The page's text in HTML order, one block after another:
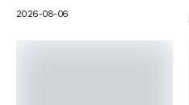
2026-08-06